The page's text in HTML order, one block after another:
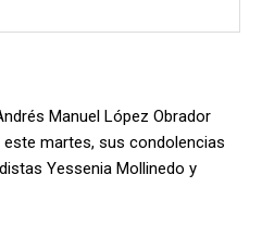
Manuel López Obrador
este martes, sus condolencias
Yessenia Mollinedo y